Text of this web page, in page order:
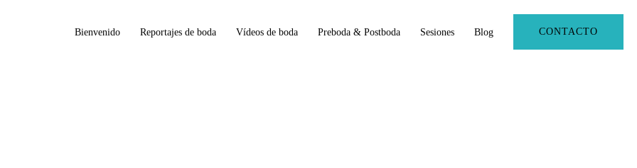
Bienvenido Reportajes de boda Vídeos de boda Preboda & Postboda Sesiones Blog CONTACTO